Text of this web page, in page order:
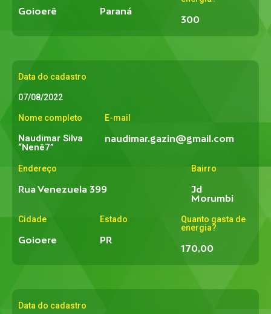
Goioerê Paraná
300
Data do cadastro
07/08/2022
Nome completo
Naudimar Silva
“Nenê7”
E-mail
naudimar.gazin@gmail.com
Endereço
Rua Venezuela 399
Bairro
Jd
Morumbi
Cidade
Goioere
Estado
PR
Quanto gasta de
energia?
170,00
Data do cadastro